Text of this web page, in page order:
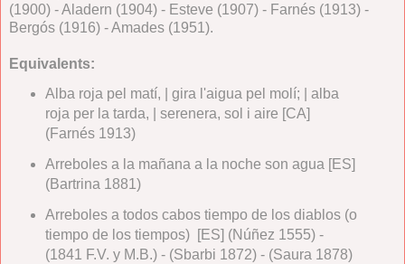
(1900) - Aladern (1904) - Esteve (1907) - Farnés (1913) -
Bergós (1916) - Amades (1951).
Equivalents:
Alba roja pel matí, | gira l'aigua pel molí; | alba
roja per la tarda, | serenera, sol i aire [CA]
(Farnés 1913)
Arreboles a la mañana a la noche son agua [ES]
(Bartrina 1881)
Arreboles a todos cabos tiempo de los diablos (o
tiempo de los tiempos) [ES] (Núñez 1555) -
(1841 F.V. y M.B.) - (Sbarbi 1872) - (Saura 1878)